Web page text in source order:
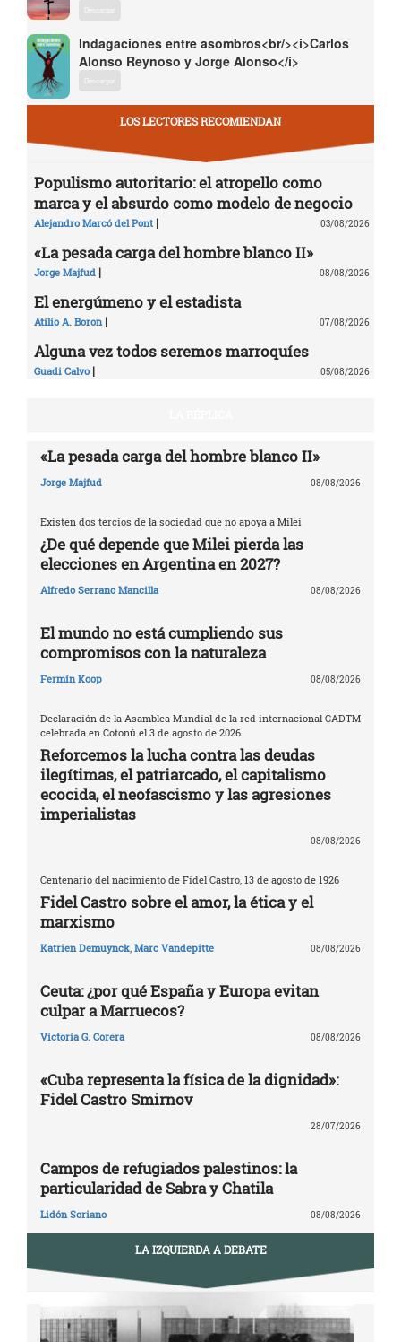
Descargar
Indagaciones entre asombros<br/><i>Carlos
Alonso Reynoso y Jorge Alonso</i>
Descargar
LOS LECTORES RECOMIENDAN
Populismo autoritario: el atropello como
marca y el absurdo como modelo de negocio
Alejandro Marcó del Pont | 03/08/2026
«La pesada carga del hombre blanco II»
Jorge Majfud | 08/08/2026
El energúmeno y el estadista
Atilio A. Boron | 07/08/2026
Alguna vez todos seremos marroquíes
Guadi Calvo | 05/08/2026
«La pesada carga del hombre blanco II»
Jorge Majfud 08/08/2026
Existen dos tercios de la sociedad que no apoya a Milei
¿De qué depende que Milei pierda las
elecciones en Argentina en 2027?
Alfredo Serrano Mancilla 08/08/2026
El mundo no está cumpliendo sus
compromisos con la naturaleza
Fermín Koop 08/08/2026
Declaración de la Asamblea Mundial de la red internacional CADTM
celebrada en Cotonú el 3 de agosto de 2026
Reforcemos la lucha contra las deudas
ilegítimas, el patriarcado, el capitalismo
ecocida, el neofascismo y las agresiones
imperialistas
08/08/2026
Centenario del nacimiento de Fidel Castro, 13 de agosto de 1926
Fidel Castro sobre el amor, la ética y el
marxismo
Katrien Demuynck, Marc Vandepitte 08/08/2026
Ceuta: ¿por qué España y Europa evitan
culpar a Marruecos?
Victoria G. Corera 08/08/2026
«Cuba representa la física de la dignidad»:
Fidel Castro Smirnov
28/07/2026
Campos de refugiados palestinos: la
particularidad de Sabra y Chatila
Lidón Soriano 08/08/2026
LA IZQUIERDA A DEBATE